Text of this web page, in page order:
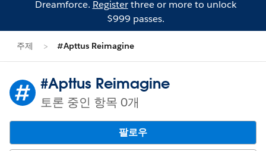
Dreamforce. Registerthree or more to unlock
$999 passes.
주제 #Apttus Reimagine
#Apttus Reimagine
토론 중인 항목 0개
팔로우